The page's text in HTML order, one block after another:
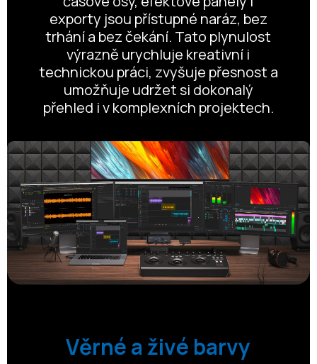
exporty jsou přístupné naráz, bez
trhání a bez čekání. Tato plynulost
výrazně urychluje kreativní i
technickou práci, zvyšuje přesnost a
umožňuje udržet si dokonalý
přehled i v komplexních projektech.
Věrné a živé barvy